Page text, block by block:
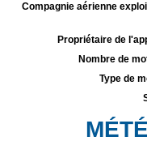
Compagnie aérienne
Propriétaire de
Nombre de
Type de